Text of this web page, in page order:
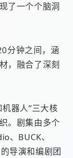
了一个个脑洞
分钟之间，涵
，融合了深刻
器人”三大核
。剧集由多个
、BUCK、
导演和编剧团